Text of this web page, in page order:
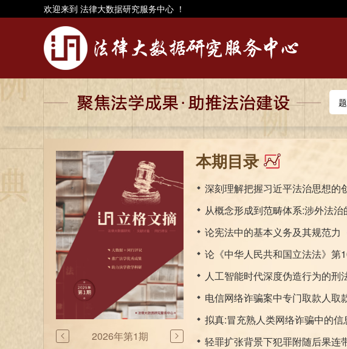
欢迎来到 法律大数据研究服务中心 ！
2026年第1期
 
本期目录
党内法规体系的内涵及合宪性审
论法律监督效能
新时代派驻监督制度的实践反思
论党的伟大自我革命的宪法逻辑
《监察法》权力制约与权利保障的规
中国特色行政检察制度现代化论
中央党内法规制定工作规划的实践品格和发展路向
生态环境法律体系与党内法规体系的衔接和协调——